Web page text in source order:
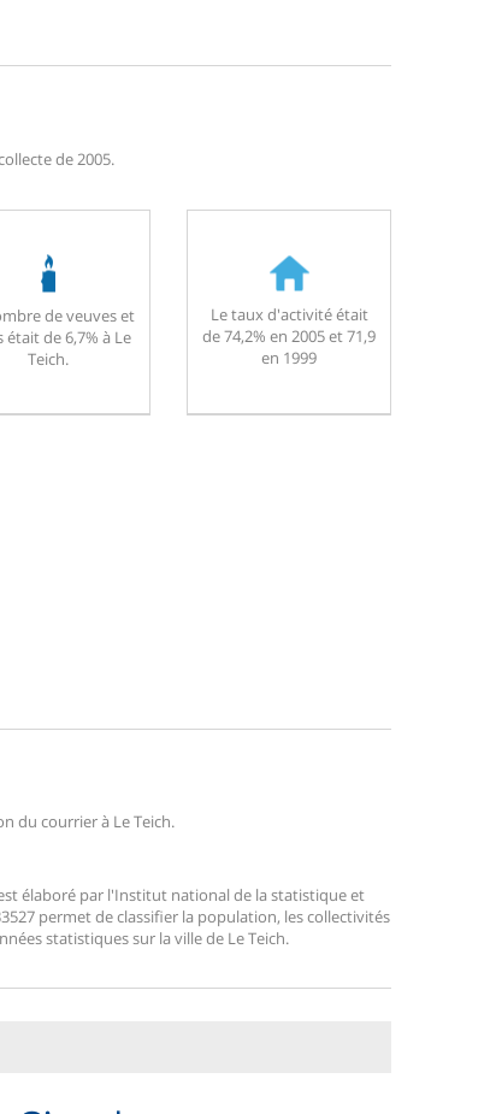
de 2005.
de veuves et
était de 6,7% à Le
Teich.
Le taux d'activité était
de 74,2% en 2005 et 71,9
en 1999
du courrier à Le Teich.
élaboré par l'Institut national de la statistique et
permet de classifier la population, les collectivités
statistiques sur la ville de Le Teich.